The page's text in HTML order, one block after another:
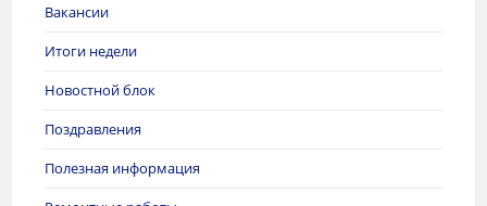
Вакансии
Итоги недели
Новостной блок
Поздравления
Полезная информация